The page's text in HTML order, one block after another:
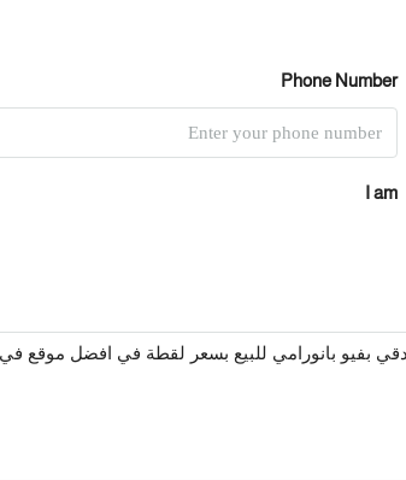
Phone Number
I am